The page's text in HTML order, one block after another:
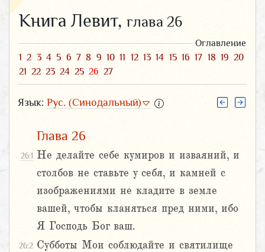
Книга Левит, глава 26
Оглавление
1 2 3 4 5 6 7 8 9 10 11 12 13 14 15 16 17 18 19 20
21 22 23 24 25 26 27
Язык: Рус. (Синодальный)
Глава 26
26:1 Не делайте себе кумиров и изваяний, и
столбов не ставьте у себя, и камней с
изображениями не кладите в земле
вашей, чтобы кланяться пред ними, ибо
Я Господь Бог ваш.
26:2 Субботы Мои соблюдайте и святилище